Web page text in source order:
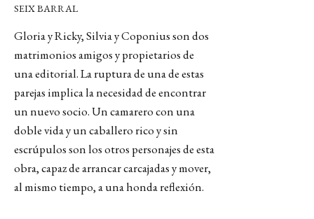
SEIX BARRAL
Gloria y Ricky, Silvia y Coponius son dos
matrimonios amigos y propietarios de
una editorial. La ruptura de una de estas
parejas implica la necesidad de encontrar
un nuevo socio. Un camarero con una
doble vida y un caballero rico y sin
escrúpulos son los otros personajes de esta
obra, capaz de arrancar carcajadas y mover,
al mismo tiempo, a una honda reflexión.